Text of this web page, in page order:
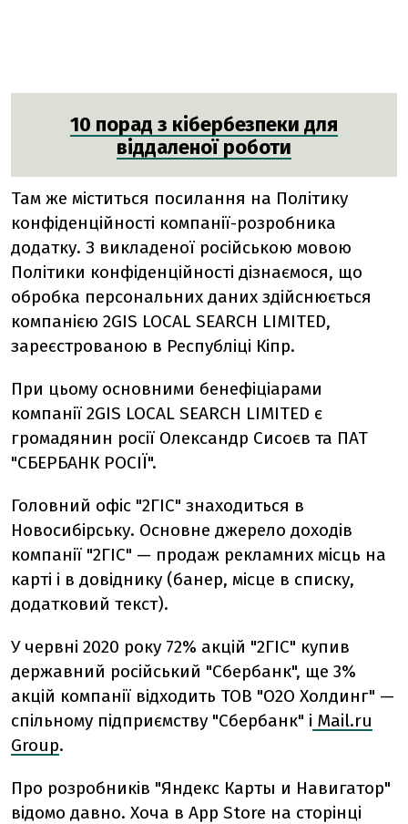
10 порад з кібербезпеки для
віддаленої роботи
Там же міститься посилання на Політику
конфіденційності компанії-розробника
додатку. З викладеної російською мовою
Політики конфіденційності дізнаємося, що
обробка персональних даних здійснюється
компанією 2GIS LOCAL SEARCH LIMITED,
зареєстрованою в Республіці Кіпр.
При цьому основними бенефіціарами
компанії 2GIS LOCAL SEARCH LIMITED є
громадянин росії Олександр Сисоєв та ПАТ
"СБЕРБАНК РОСІЇ".
Головний офіс "2ГІС" знаходиться в
Новосибірську. Основне джерело доходів
компанії "2ГІС" — продаж рекламних місць на
карті і в довіднику (банер, місце в списку,
додатковий текст).
У червні 2020 року 72% акцій "2ГІС" купив
державний російський "Сбербанк", ще 3%
акцій компанії відходить ТОВ "О2О Холдинг" —
спільному підприємству "Сбербанк" і Mail.ru
Group.
Про розробників "Яндекс Карты и Навигатор"
відомо давно. Хоча в App Store на сторінці